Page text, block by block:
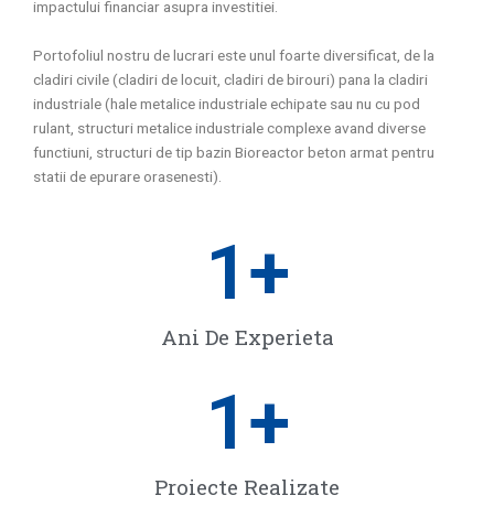
impactului financiar asupra investitiei.
Portofoliul nostru de lucrari este unul foarte diversificat, de la
cladiri civile (cladiri de locuit, cladiri de birouri) pana la cladiri
industriale (hale metalice industriale echipate sau nu cu pod
rulant, structuri metalice industriale complexe avand diverse
functiuni, structuri de tip bazin Bioreactor beton armat pentru
statii de epurare orasenesti).
Ani De Experieta
1+
Proiecte Realizate
1+